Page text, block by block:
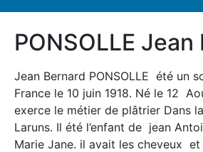
PONSOLLE Jean
Jean Bernard PONSOLLE été un
France le 10 juin 1918. Né le 12
exerce le métier de plâtrier Dans
Laruns. Il été l’enfant de jean
Marie Jane. il avait les cheveux